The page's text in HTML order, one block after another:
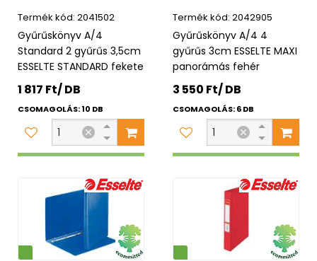
2041502
Gyűrűskönyv A/4
Standard 2 gyűrűs 3,5cm
ESSELTE STANDARD fekete
1 817 Ft/ DB
CSOMAGOLÁS: 10 DB
2042905
Gyűrűskönyv A/4 4
gyűrűs 3cm ESSELTE MAXI
panorámás fehér
3 550 Ft/ DB
CSOMAGOLÁS: 6 DB
Környezetbarát